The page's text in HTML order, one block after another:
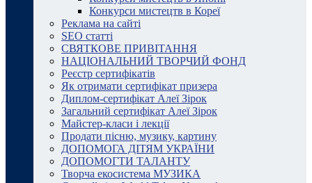
Конкурси мистецтв в Кореї
Реклама на сайті
SEO статті
СВЯТКОВЕ ПРИВІТАННЯ
НАЦІОНАЛЬНИЙ ТВОРЧИЙ ФОНД
Реєстр сертифікатів
Як отримати сертифікат призера
Диплом-сертифікат Алеї Зірок
Загальний сертифікат Алеї Зірок
Майстер-класи і лекції
Продати пісню, музику, картину
ДОПОМОГА ДІТЯМ УКРАЇНИ
ДОПОМОГТИ ТАЛАНТУ
Творча екосистема МУЗИКА